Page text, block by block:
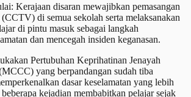
Kerajaan disaran mewajibkan pemasangan
di semua sekolah serta melaksanakan
di pintu masuk sebagai langkah
dan mencegah insiden keganasan.
Pertubuhan Keprihatinan Jenayah
yang berpandangan sudah tiba
dasar keselamatan yang lebih
kejadian membabitkan pelajar sejak